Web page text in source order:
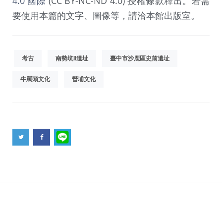
要使用本篇的文字、圖像等，請洽本館出版室。
考古 南勢坑II遺址 臺中市沙鹿區史前遺址
牛罵頭文化 營埔文化